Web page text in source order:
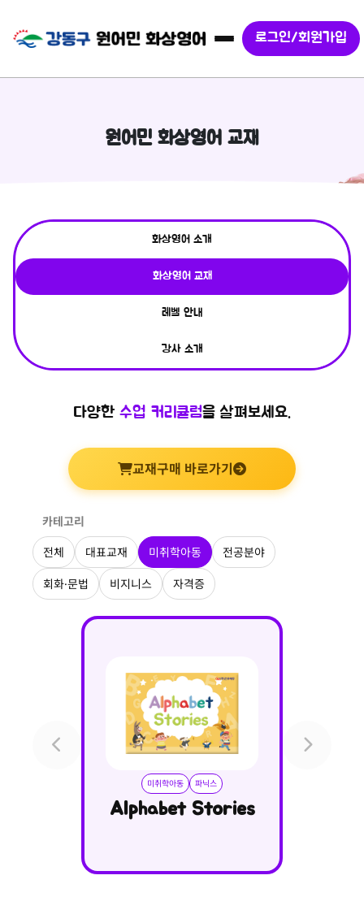
로그인/회원가입
원어민 화상영어 교재
화상영어 소개
화상영어 교재
레벨 안내
강사 소개
다양한 수업 커리큘럼을 살펴보세요.
교재구매 바로가기
카테고리
전체
대표교재 미취학아동 전공분야
회화·문법 비지니스 자격증
미취학아동 파닉스
Alphabet Stories